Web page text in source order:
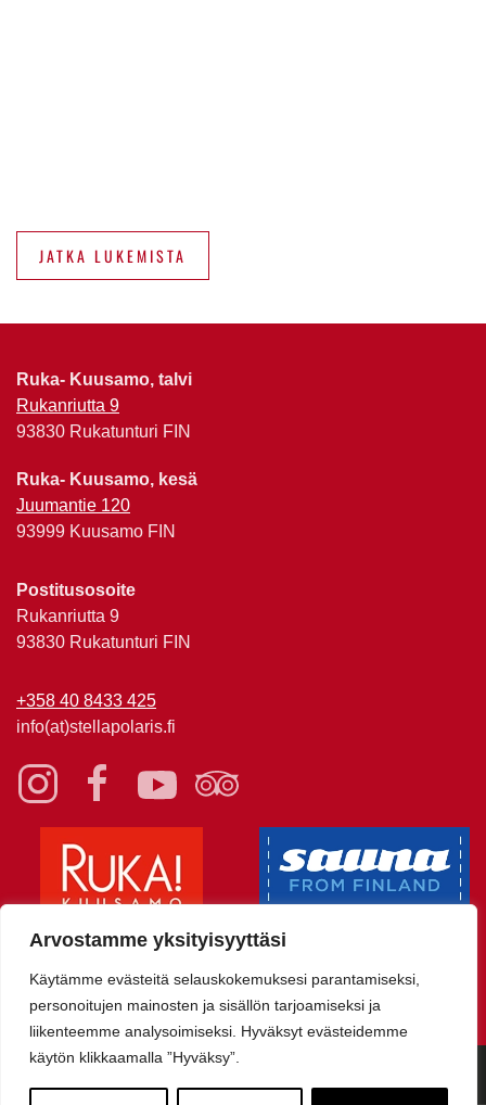
Arvostamme yksityisyyttäsi
Käytämme evästeitä selauskokemuksesi parantamiseksi,
personoitujen mainosten ja sisällön tarjoamiseksi ja
liikenteemme analysoimiseksi. Hyväksyt evästeidemme
käytön klikkaamalla ”Hyväksy”.
JATKA LUKEMISTA
Ruka- Kuusamo, talvi
Rukanriutta 9
93830 Rukatunturi FIN
Ruka- Kuusamo, kesä
Juumantie 120
93999 Kuusamo FIN
Postitusosoite
Rukanriutta 9
93830 Rukatunturi FIN
+358 40 8433 425
info(at)stellapolaris.fi
© Stella Polaris Adventures - Täyden Palvelun Elämysmatkatoimisto